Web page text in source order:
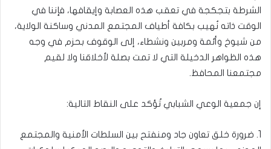
الشرطة بتجكجة في تعقب هذه العصابة وإيقافها، فإننا في
الوقت ذاته نُهيب بكافة أطياف المجتمع المدني وساكنة الولاية،
من شيوخ وأئمة ومربين ونشطاء، إلى الوقوف بحزم في وجه
هذه الظواهر الدخيلة التي لا تمت بصلة لأخلاقنا ولا لقيم
مجتمعنا المحافظ.
إن جمعية الوعي الشبابي تُؤكد على النقاط التالية:
1. ضرورة خلق تعاون جاد ومنفتح بين السلطات الأمنية والمجتمع